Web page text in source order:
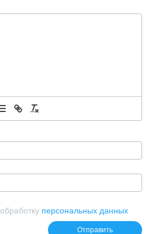
персональных данных